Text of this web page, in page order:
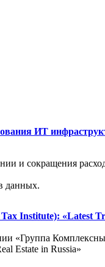
ИТ
и сокращения
данных.
Institute): «Latest
«Группа
Estate in Russia»